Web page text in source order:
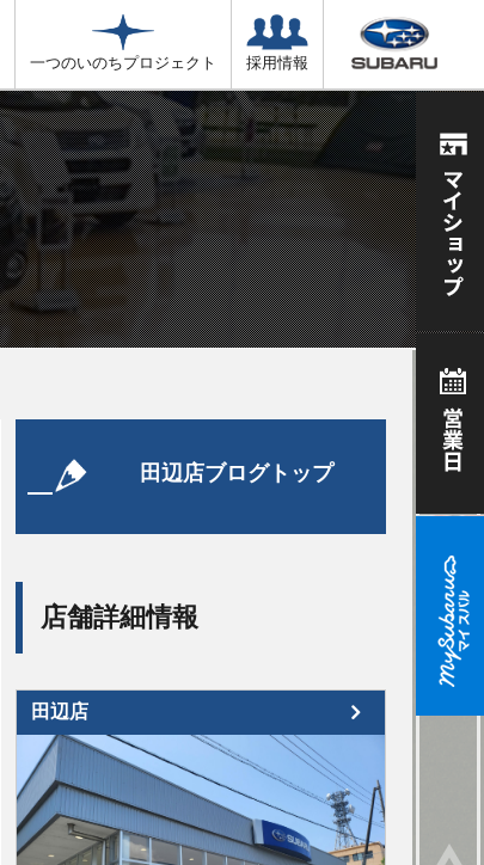
一つのいのちプロジェクト 採用情報
田辺店ブログトップ
店舗詳細情報
田辺店